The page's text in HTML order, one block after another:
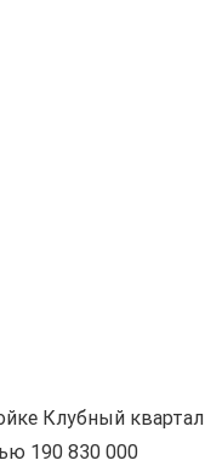
Клубный квартал
190 830 000